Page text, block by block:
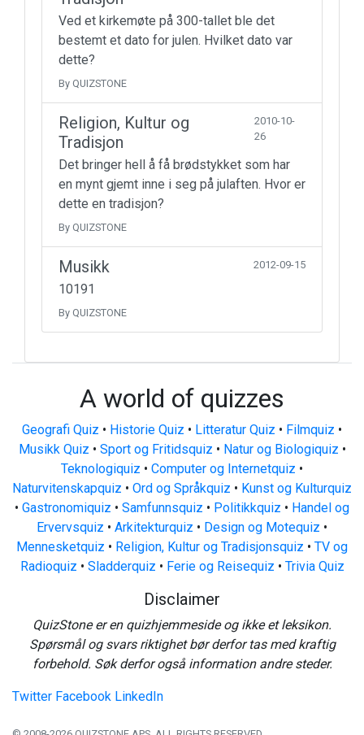
Ved et kirkemøte på 300-tallet ble det
bestemt et dato for julen. Hvilket dato var
dette?
By QUIZSTONE
Religion, Kultur og
Tradisjon
2010-10-
26
Det bringer hell å få brødstykket som har
en mynt gjemt inne i seg på julaften. Hvor er
dette en tradisjon?
By QUIZSTONE
Musikk 2012-09-15
10191
By QUIZSTONE
A world of quizzes
Geografi Quiz • Historie Quiz • Litteratur Quiz • Filmquiz •
Musikk Quiz • Sport og Fritidsquiz • Natur og Biologiquiz •
Teknologiquiz • Computer og Internetquiz •
Naturvitenskapquiz • Ord og Språkquiz • Kunst og Kulturquiz
• Gastronomiquiz • Samfunnsquiz • Politikkquiz • Handel og
Ervervsquiz • Arkitekturquiz • Design og Motequiz •
Mennesketquiz • Religion, Kultur og Tradisjonsquiz • TV og
Radioquiz • Sladderquiz • Ferie og Reisequiz • Trivia Quiz
Disclaimer
QuizStone er en quizhjemmeside og ikke et leksikon.
Spørsmål og svars riktighet bør derfor tas med kraftig
forbehold. Søk derfor også information andre steder.
Twitter Facebook LinkedIn